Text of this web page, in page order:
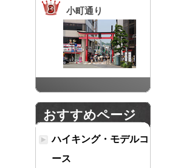
小町通り
おすすめページ
ハイキング・モデルコ
ース